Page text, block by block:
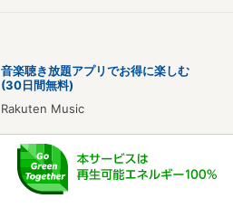
音楽聴き放題アプリでお得に楽しむ
(30日間無料)
Rakuten Music